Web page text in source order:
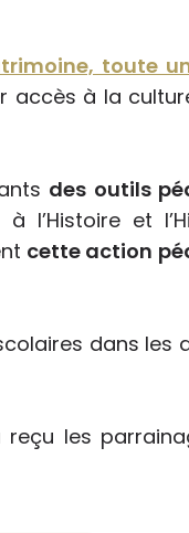
toute
accès à la
des outils
l’Histoire et
cette action
dans les
reçu les